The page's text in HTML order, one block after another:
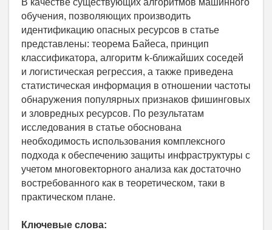
В качестве существующих алгоритмов машинного
обучения, позволяющих производить
идентификацию опасных ресурсов в статье
представлены: теорема Байеса, принцип
классификатора, алгоритм k-ближайших соседей
и логистическая регрессия, а также приведена
статистическая информация в отношении частоты
обнаружения популярных признаков фишинговых
и зловредных ресурсов. По результатам
исследования в статье обоснована
необходимость использования комплексного
подхода к обеспечению защиты инфраструктуры с
учетом многовекторного анализа как достаточно
востребованного как в теоретическом, таки в
практическом плане.
Ключевые слова: